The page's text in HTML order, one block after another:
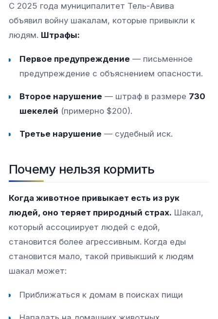
С 2025 года муниципалитет Тель-Авива
объявил войну шакалам, которые привыкли к
людям. Штрафы:
Первое предупреждение — письменное
предупреждение с объяснением опасности.
Второе нарушение — штраф в размере 730
шекелей (примерно $200).
Третье нарушение — судебный иск.
Почему нельзя кормить
Когда животное привыкает есть из рук
людей, оно теряет природный страх. Шакал,
который ассоциирует людей с едой,
становится более агрессивным. Когда еды
становится мало, такой привыкший к людям
шакал может:
Приближаться к домам в поисках пищи